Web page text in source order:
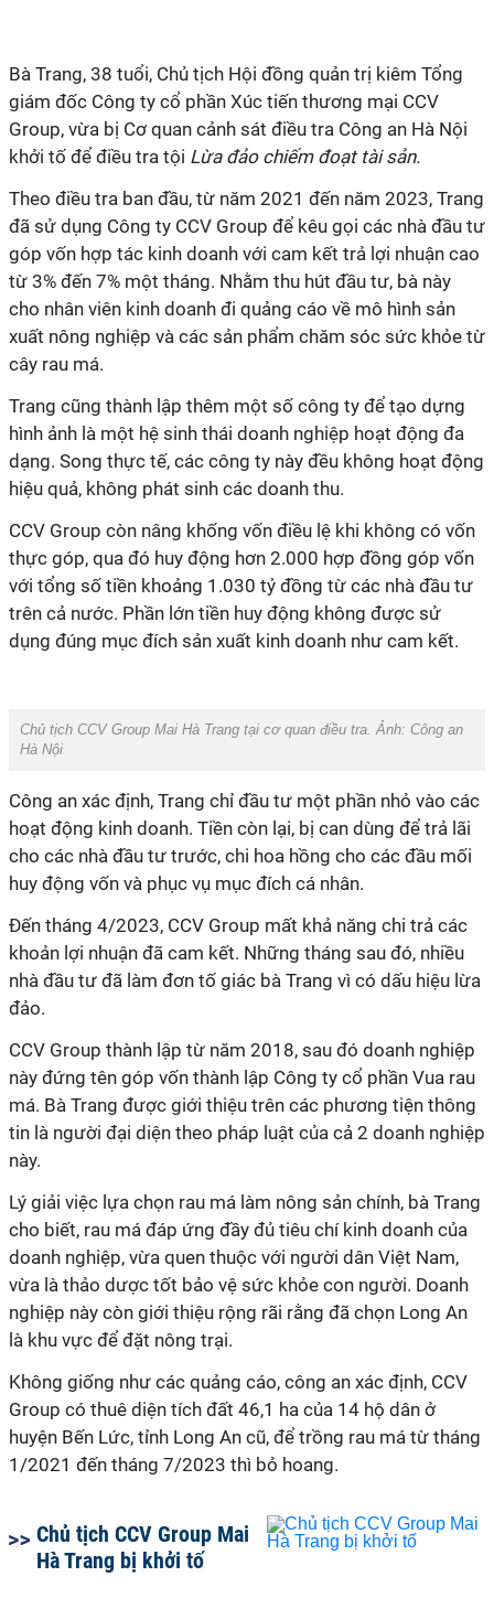
Bà Trang, 38 tuổi, Chủ tịch Hội đồng quản trị kiêm Tổng
giám đốc Công ty cổ phần Xúc tiến thương mại CCV
Group, vừa bị Cơ quan cảnh sát điều tra Công an Hà Nội
khởi tố để điều tra tội Lừa đảo chiếm đoạt tài sản.
Theo điều tra ban đầu, từ năm 2021 đến năm 2023, Trang
đã sử dụng Công ty CCV Group để kêu gọi các nhà đầu tư
góp vốn hợp tác kinh doanh với cam kết trả lợi nhuận cao
từ 3% đến 7% một tháng. Nhằm thu hút đầu tư, bà này
cho nhân viên kinh doanh đi quảng cáo về mô hình sản
xuất nông nghiệp và các sản phẩm chăm sóc sức khỏe từ
cây rau má.
Trang cũng thành lập thêm một số công ty để tạo dựng
hình ảnh là một hệ sinh thái doanh nghiệp hoạt động đa
dạng. Song thực tế, các công ty này đều không hoạt động
hiệu quả, không phát sinh các doanh thu.
CCV Group còn nâng khống vốn điều lệ khi không có vốn
thực góp, qua đó huy động hơn 2.000 hợp đồng góp vốn
với tổng số tiền khoảng 1.030 tỷ đồng từ các nhà đầu tư
trên cả nước. Phần lớn tiền huy động không được sử
dụng đúng mục đích sản xuất kinh doanh như cam kết.
Chủ tịch CCV Group Mai Hà Trang tại cơ quan điều tra. Ảnh: Công an
Hà Nội
Công an xác định, Trang chỉ đầu tư một phần nhỏ vào các
hoạt động kinh doanh. Tiền còn lại, bị can dùng để trả lãi
cho các nhà đầu tư trước, chi hoa hồng cho các đầu mối
huy động vốn và phục vụ mục đích cá nhân.
Đến tháng 4/2023, CCV Group mất khả năng chi trả các
khoản lợi nhuận đã cam kết. Những tháng sau đó, nhiều
nhà đầu tư đã làm đơn tố giác bà Trang vì có dấu hiệu lừa
đảo.
CCV Group thành lập từ năm 2018, sau đó doanh nghiệp
này đứng tên góp vốn thành lập Công ty cổ phần Vua rau
má. Bà Trang được giới thiệu trên các phương tiện thông
tin là người đại diện theo pháp luật của cả 2 doanh nghiệp
này.
Lý giải việc lựa chọn rau má làm nông sản chính, bà Trang
cho biết, rau má đáp ứng đầy đủ tiêu chí kinh doanh của
doanh nghiệp, vừa quen thuộc với người dân Việt Nam,
vừa là thảo dược tốt bảo vệ sức khỏe con người. Doanh
nghiệp này còn giới thiệu rộng rãi rằng đã chọn Long An
là khu vực để đặt nông trại.
Không giống như các quảng cáo, công an xác định, CCV
Group có thuê diện tích đất 46,1 ha của 14 hộ dân ở
huyện Bến Lức, tỉnh Long An cũ, để trồng rau má từ tháng
1/2021 đến tháng 7/2023 thì bỏ hoang.
Chủ tịch CCV Group Mai
Hà Trang bị khởi tố